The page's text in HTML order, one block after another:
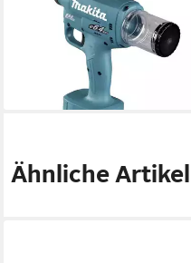
Akku-Schrauber Akku-
Blindnietsetzgerät 18V
DRV250Z
lieferbar - in 3-4 Werktagen bei dir
Ähnliche Artikel